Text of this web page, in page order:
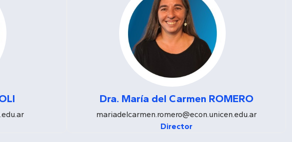
Dra. María del Carmen ROMERO
mariadelcarmen.romero@econ.unicen.edu.ar
Director